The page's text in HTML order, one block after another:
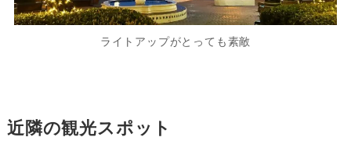
ライトアップがとっても素敵
近隣の観光スポット